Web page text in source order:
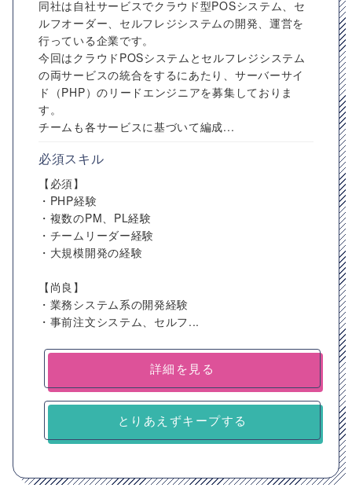
同社は自社サービスでクラウド型POSシステム、セ
ルフオーダー、セルフレジシステムの開発、運営を
行っている企業です。
今回はクラウドPOSシステムとセルフレジシステム
の両サービスの統合をするにあたり、サーバーサイ
ド（PHP）のリードエンジニアを募集しておりま
す。
チームも各サービスに基づいて編成...
必須スキル
【必須】
・PHP経験
・複数のPM、PL経験
・チームリーダー経験
・大規模開発の経験
【尚良】
・業務システム系の開発経験
・事前注文システム、セルフ...
詳細を見る
とりあえずキープする